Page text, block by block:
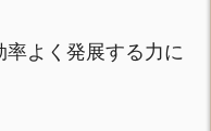
よく発展する力に